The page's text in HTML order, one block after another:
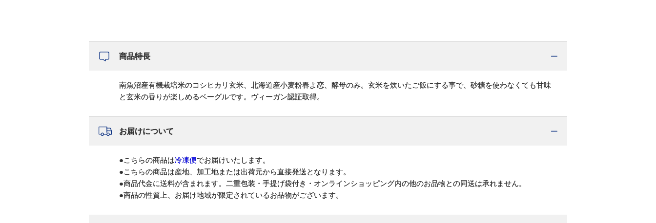
商品特長
南魚沼産有機栽培米のコシヒカリ玄米、北海道産小麦粉春よ恋、酵母のみ。玄米を炊いたご飯にする事で、砂糖を使わなくても甘味
と玄米の香りが楽しめるベーグルです。ヴィーガン認証取得。
お届けについて
●こちらの商品は冷凍便でお届けいたします。
●こちらの商品は産地、加工地または出荷元から直接発送となります。
●商品代金に送料が含まれます。二重包装・手提げ袋付き・オンラインショッピング内の他のお品物との同送は承れません。
●商品の性質上、お届け地域が限定されているお品物がございます。